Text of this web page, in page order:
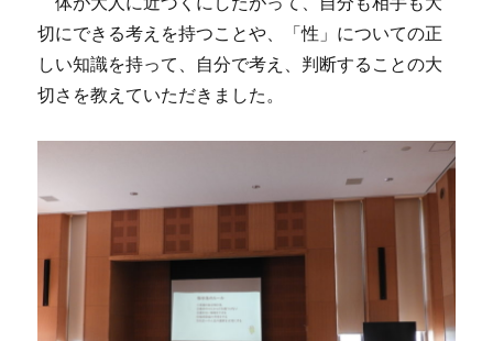
切にできる考えを持つことや、「性」についての正
しい知識を持って、自分で考え、判断することの大
切さを教えていただきました。